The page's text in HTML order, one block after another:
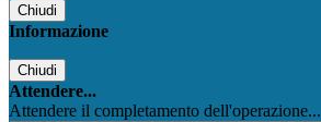
Chiudi
Informazione
Chiudi
Attendere...
Attendere il completamento dell'operazione...